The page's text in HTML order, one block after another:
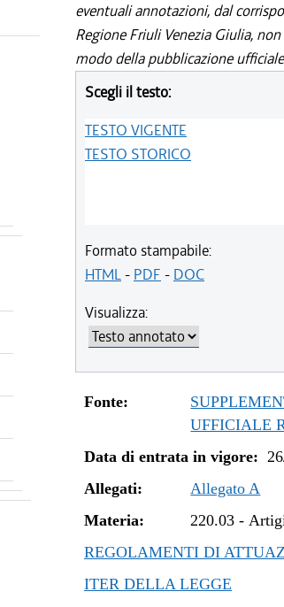
eventuali annotazioni, dal
Regione Friuli Venezia Giulia,
modo della pubblicazione
Scegli il testo:
TESTO VIGENTE
TESTO STORICO
Formato stampabile:
HTML- PDF - DOC
Visualizza:
Fonte:
UFFICIALE
Data di entrata in vigore:
Allegati:
Allegato A
Materia:
220.03 -
REGOLAMENTI DI
ITER DELLA LEGGE